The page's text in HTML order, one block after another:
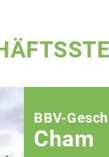
BBV-
Cham